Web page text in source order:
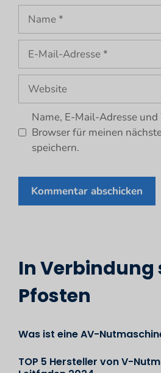
Name
Mail-
Adresse
Website
Name, E-Mail-Adresse
Browser für meinen
speichern.
In Verbindung
Pfosten
Was ist eine AV-
TOP 5 Hersteller von V-